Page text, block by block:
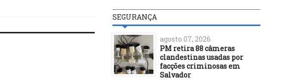
SEGURANÇA
agosto 07, 2026
PM retira 88 câmeras
clandestinas usadas por
facções criminosas em
Salvador